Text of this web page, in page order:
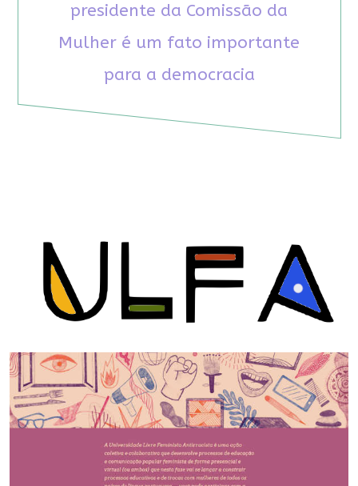
presidente da Comissão da
Mulher é um fato importante
para a democracia